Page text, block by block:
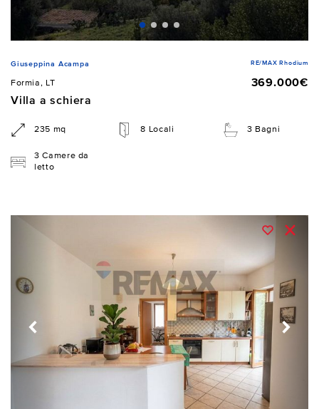
Giuseppina Acampa RE/MAX Rhodium
Formia, LT
369.000€
Villa a schiera
235 mq 8 Locali 3 Bagni
3 Camere da
letto